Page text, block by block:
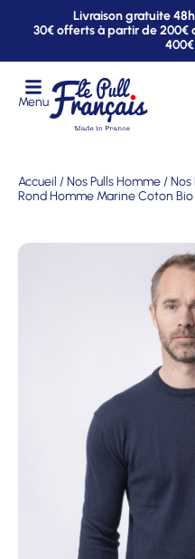
Livraison gratuite
30€ offerts à partir de 200€
Menu
Accueil /Nos Pulls Homme /Nos
Rond Homme Marine Coton